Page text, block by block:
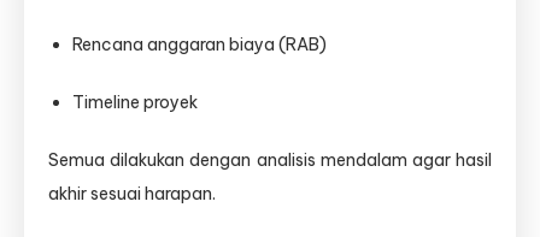
Rencana anggaran biaya (RAB)
Timeline proyek
Semua dilakukan dengan analisis mendalam agar hasil
akhir sesuai harapan.